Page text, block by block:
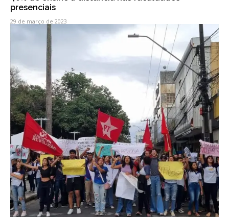
presenciais
29 de março de 2023